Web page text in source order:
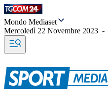
Mondo Mediaset
Mercoledì 22 Novembre 2023 -